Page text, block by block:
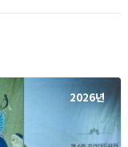
2026년